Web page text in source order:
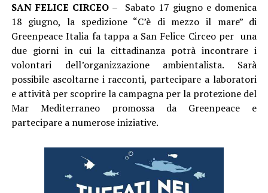
SAN FELICE CIRCEO – Sabato 17 giugno e domenica
18 giugno, la spedizione “C’è di mezzo il mare” di
Greenpeace Italia fa tappa a San Felice Circeo per una
due giorni in cui la cittadinanza potrà incontrare i
volontari dell’organizzazione ambientalista. Sarà
possibile ascoltarne i racconti, partecipare a laboratori
e attività per scoprire la campagna per la protezione del
Mar Mediterraneo promossa da Greenpeace e
partecipare a numerose iniziative.